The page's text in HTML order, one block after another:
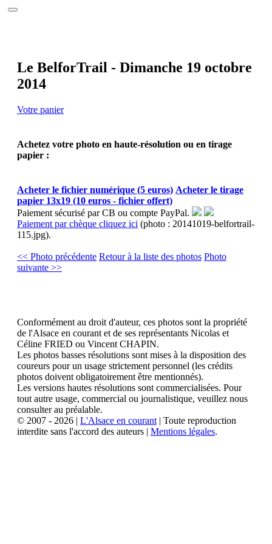
Interviews
Réalisations
Partenaires
Contact
Le BelforTrail - Dimanche 19 octobre
2014
Votre panier
Achetez votre photo en haute-résolution ou en tirage
papier :
Acheter le fichier numérique (5 euros) Acheter le tirage
papier 13x19 (10 euros - fichier offert)
Paiement sécurisé par CB ou compte PayPal.
Paiement par chèque cliquez ici (photo : 20141019-belfortrail-
115.jpg).
<< Photo précédente Retour à la liste des photos Photo
suivante >>
Conformément au droit d'auteur, ces photos sont la propriété
de l'Alsace en courant et de ses représentants Nicolas et
Céline FRIED ou Vincent CHAPIN.
Les photos basses résolutions sont mises à la disposition des
coureurs pour un usage strictement personnel (les crédits
photos doivent obligatoirement être mentionnés).
Les versions hautes résolutions sont commercialisées. Pour
tout autre usage, commercial ou journalistique, veuillez nous
consulter au préalable.
© 2007 - 2026 | L'Alsace en courant | Toute reproduction
interdite sans l'accord des auteurs | Mentions légales.